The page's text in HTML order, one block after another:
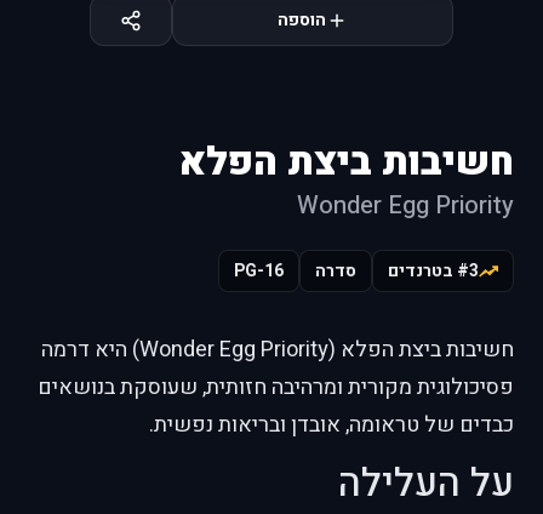
הוספה
חשיבות ביצת הפלא
Wonder Egg Priority
#3 בטרנדים סדרה PG-16
חשיבות ביצת הפלא (Wonder Egg Priority) היא דרמה
פסיכולוגית מקורית ומרהיבה חזותית, שעוסקת בנושאים
כבדים של טראומה, אובדן ובריאות נפשית.
על העלילה